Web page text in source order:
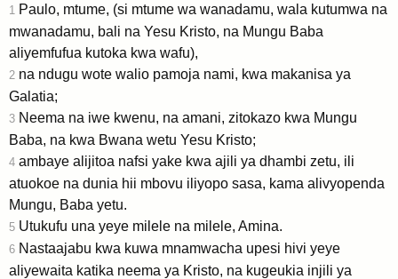
1 Paulo, mtume, (si mtume wa wanadamu, wala kutumwa na
mwanadamu, bali na Yesu Kristo, na Mungu Baba
aliyemfufua kutoka kwa wafu),
2 na ndugu wote walio pamoja nami, kwa makanisa ya
Galatia;
3 Neema na iwe kwenu, na amani, zitokazo kwa Mungu
Baba, na kwa Bwana wetu Yesu Kristo;
4 ambaye alijitoa nafsi yake kwa ajili ya dhambi zetu, ili
atuokoe na dunia hii mbovu iliyopo sasa, kama alivyopenda
Mungu, Baba yetu.
5 Utukufu una yeye milele na milele, Amina.
6 Nastaajabu kwa kuwa mnamwacha upesi hivi yeye
aliyewaita katika neema ya Kristo, na kugeukia injili ya